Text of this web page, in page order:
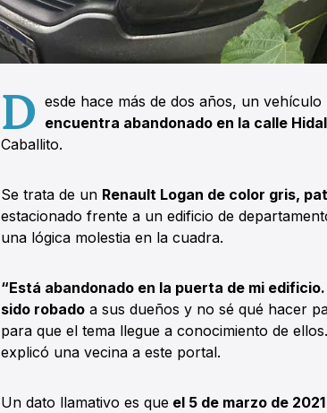
D esde hace más de dos años, un
encuentra abandonado en la calle
Caballito.
Se trata de un Renault Logan de color gris,
estacionado frente a un edificio de
una lógica molestia en la cuadra.
“Está abandonado en la puerta de mi
sido robado a sus dueños y no sé qué hacer
para que el tema llegue a conocimiento de
explicó una vecina a este portal.
Un dato llamativo es que el 5 de marzo de